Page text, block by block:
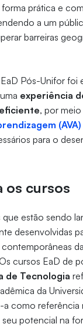
prática e
a um
barreiras
Pós-Unifor foi
experiência
, por
(AVA)
para o
os cursos
estão sendo
desenvolvidas
cursos EaD de
de Tecnologia
da
como referência
potencial na